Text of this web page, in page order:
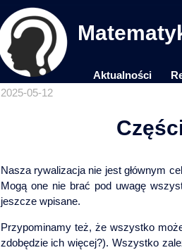
Aktualności
2025-05-12
Nasza rywalizacja nie jest głównym
Mogą one nie brać pod uwagę
jeszcze wpisane.
Przypominamy też, że wszystko
zdobędzie ich więcej?). Wszystko